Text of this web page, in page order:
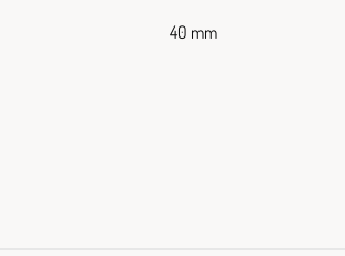
40 mm